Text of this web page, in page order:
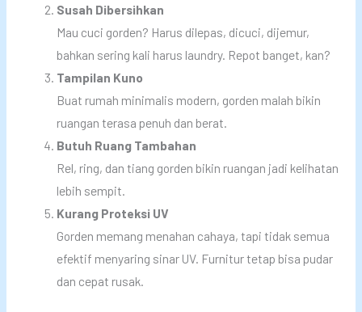
Susah Dibersihkan
Mau cuci gorden? Harus dilepas, dicuci, dijemur,
bahkan sering kali harus laundry. Repot banget, kan?
Tampilan Kuno
Buat rumah minimalis modern, gorden malah bikin
ruangan terasa penuh dan berat.
Butuh Ruang Tambahan
Rel, ring, dan tiang gorden bikin ruangan jadi kelihatan
lebih sempit.
Kurang Proteksi UV
Gorden memang menahan cahaya, tapi tidak semua
efektif menyaring sinar UV. Furnitur tetap bisa pudar
dan cepat rusak.